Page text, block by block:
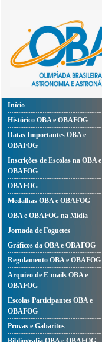
Início
Histórico OBA e OBAFOG
Datas Importantes OBA e
OBAFOG
Inscrições de Escolas na OBA e
OBAFOG
OBAFOG
Medalhas OBA e OBAFOG
OBA e OBAFOG na Mídia
Jornada de Foguetes
Gráficos da OBA e OBAFOG
Regulamento OBA e OBAFOG
Arquivo de E-mails OBA e
OBAFOG
Escolas Participantes OBA e
OBAFOG
Provas e Gabaritos